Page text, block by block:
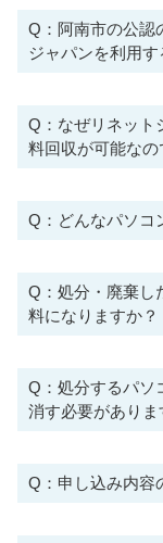
Q：阿南市の公認
ジャパンを利用
Q：なぜリネット
料回収が可能なの
Q：どんなパソコ
Q：処分・廃棄し
料になりますか？
Q：処分するパソ
消す必要がありま
Q：申し込み内容